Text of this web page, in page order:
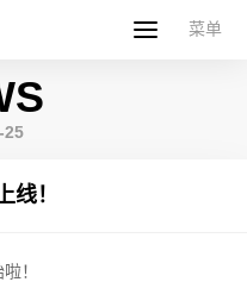
菜单
菜单
25
线！
！